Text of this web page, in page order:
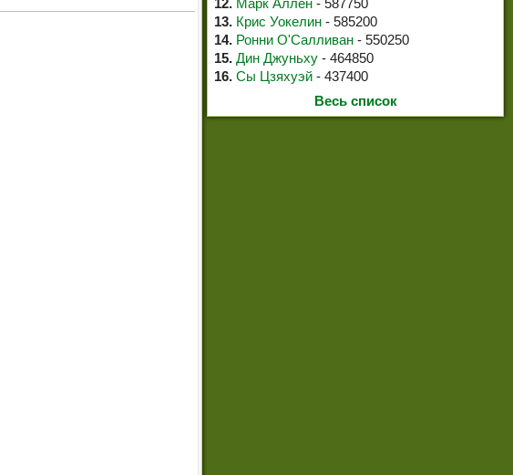
12. Марк Аллен - 587750
13. Крис Уокелин - 585200
14. Ронни О'Салливан - 550250
15. Дин Джуньху - 464850
16. Сы Цзяхуэй - 437400
Весь список